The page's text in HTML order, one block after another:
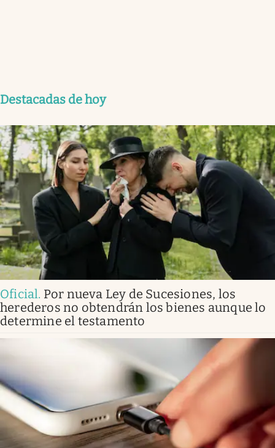
Destacadas de hoy
Oficial. Por nueva Ley de Sucesiones, los
herederos no obtendrán los bienes aunque lo
determine el testamento